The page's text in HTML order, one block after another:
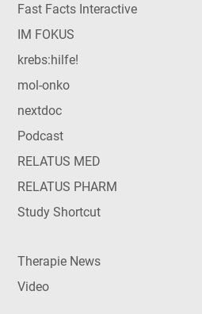
Fast Facts Interactive
IM FOKUS
krebs:hilfe!
mol-onko
nextdoc
Podcast
RELATUS MED
RELATUS PHARM
Study Shortcut
Therapie News
Video